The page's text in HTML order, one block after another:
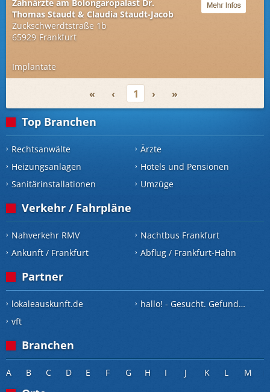
Zahnärzte am Bolongaropalast Dr.
Thomas Staudt & Claudia Staudt-Jacob
Zuckschwerdtstraße 1b
65929 Frankfurt
Implantate
« ‹ 1 › »
Top Branchen
Rechtsanwälte Ärzte
Heizungsanlagen
Hotels und Pensionen
Sanitärinstallationen
Umzüge
Verkehr / Fahrpläne
Nahverkehr RMV Nachtbus Frankfurt
Ankunft / Frankfurt
Abflug / Frankfurt-Hahn
Partner
lokaleauskunft.de hallo! - Gesucht. Gefunden.
vft
Branchen
A B C D E F G H I J K L M